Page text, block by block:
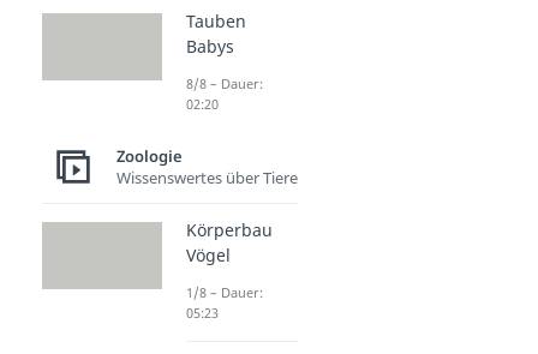
Tauben
Babys
8/8 – Dauer:
02:20
Zoologie
Wissenswertes über Tiere
Körperbau
Vögel
1/8 – Dauer:
05:23